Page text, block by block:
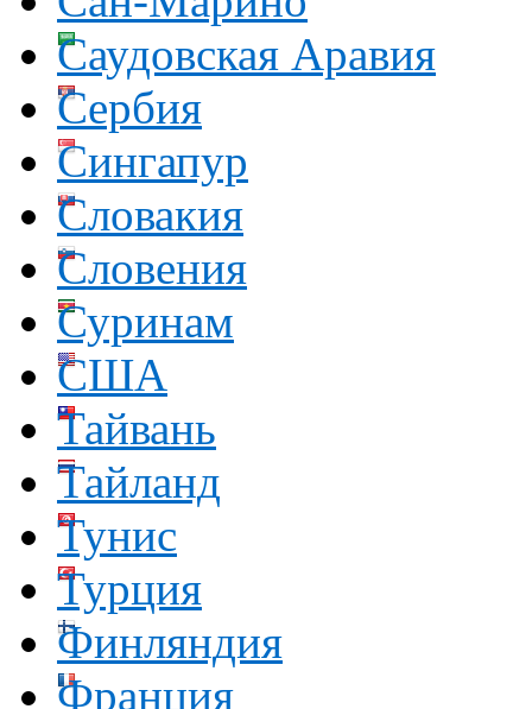
Саудовская Аравия
Сербия
Сингапур
Словакия
Словения
Суринам
США
Тайвань
Тайланд
Тунис
Турция
Финляндия
Франция